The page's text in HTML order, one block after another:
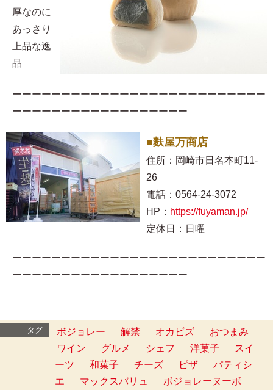
厚なのに
あっさり
上品な逸
品
ーーーーーーーーーーーーーーーーーーーーーーーーーー
ーーーーーーーーーーーーーーーーーー
■麩屋万商店
住所：岡崎市日名本町11-
26
電話：0564-24-3072
HP： https://fuyaman.jp/
定休日：日曜
ーーーーーーーーーーーーーーーーーーーーーーーーーー
ーーーーーーーーーーーーーーーーーー
タグ ボジョレー 解禁 オカビズ
おつまみ
ワイン
グルメ シェフ 洋菓子
スイ
ーツ
和菓子 チーズ ピザ
パティシ
エ
マックスバリュ
ボジョレーヌーボ